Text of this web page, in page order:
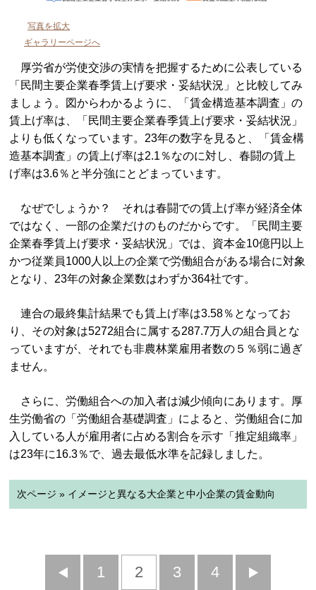
写真を拡大
ギャラリーページへ
厚労省が労使交渉の実情を把握するために公表している
「民間主要企業春季賃上げ要求・妥結状況」と比較してみ
ましょう。図からわかるように、「賃金構造基本調査」の
賃上げ率は、「民間主要企業春季賃上げ要求・妥結状況」
よりも低くなっています。23年の数字を見ると、「賃金構
造基本調査」の賃上げ率は2.1％なのに対し、春闘の賃上
げ率は3.6％と半分強にとどまっています。
なぜでしょうか？ それは春闘での賃上げ率が経済全体
ではなく、一部の企業だけのものだからです。「民間主要
企業春季賃上げ要求・妥結状況」では、資本金10億円以上
かつ従業員1000人以上の企業で労働組合がある場合に対象
となり、23年の対象企業数はわずか364社です。
連合の最終集計結果でも賃上げ率は3.58％となってお
り、その対象は5272組合に属する287.7万人の組合員とな
っていますが、それでも非農林業雇用者数の５％弱に過ぎ
ません。
さらに、労働組合への加入者は減少傾向にあります。厚
生労働省の「労働組合基礎調査」によると、労働組合に加
入している人が雇用者に占める割合を示す「推定組織率」
は23年に16.3％で、過去最低水準を記録しました。
次ページ » イメージと異なる大企業と中小企業の賃金動向
前
1 2 3 4